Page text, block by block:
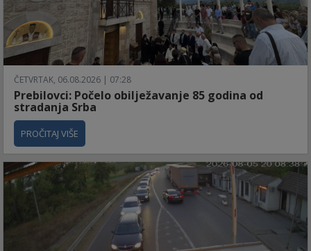
ČETVRTAK, 06.08.2026 | 07:28
Prebilovci: Počelo obilježavanje 85 godina od
stradanja Srba
PROČITAJ VIŠE